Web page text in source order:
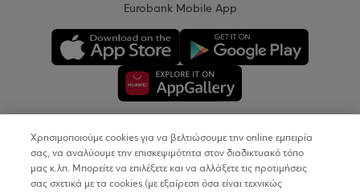
Eurobank Mobile App
Copyright © 2026
Χρησιμοποιούμε cookies για να βελτιώσουμε την online εμπειρία
σας, να αναλύουμε την επισκεψιμότητα στον διαδικτυακό τόπο
μας κ.λπ. Μπορείτε να επιλέξετε και να αλλάξετε τις προτιμήσεις
σας σχετικά με τα cookies (με εξαίρεση όσα είναι τεχνικώς